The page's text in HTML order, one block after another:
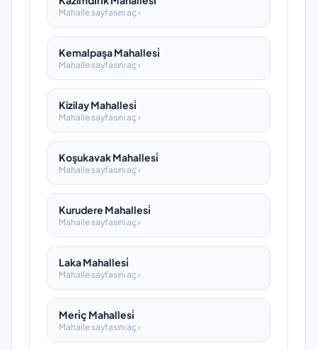
Mahalle sayfasını aç ›
Kemalpaşa Mahallesi̇
Mahalle sayfasını aç ›
Kizilay Mahallesi̇
Mahalle sayfasını aç ›
Koşukavak Mahallesi̇
Mahalle sayfasını aç ›
Kurudere Mahallesi̇
Mahalle sayfasını aç ›
Laka Mahallesi̇
Mahalle sayfasını aç ›
Meri̇ç Mahallesi̇
Mahalle sayfasını aç ›